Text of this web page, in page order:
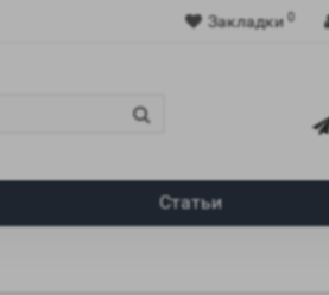
Закладки 0
Статьи